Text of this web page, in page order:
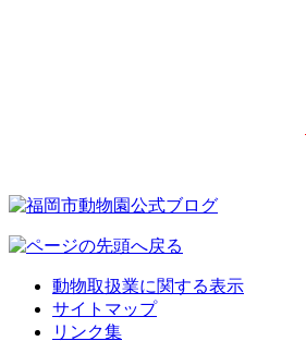
動物取扱業に関する表示
サイトマップ
リンク集